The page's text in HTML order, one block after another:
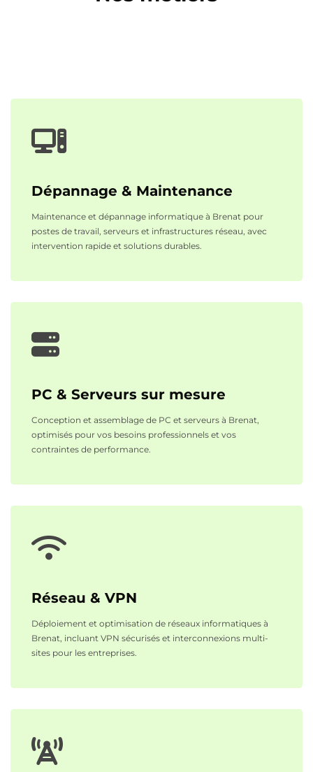
Dépannage & Maintenance
Maintenance et dépannage informatique à Brenat pour
postes de travail, serveurs et infrastructures réseau, avec
intervention rapide et solutions durables.
PC & Serveurs sur mesure
Conception et assemblage de PC et serveurs à Brenat,
optimisés pour vos besoins professionnels et vos
contraintes de performance.
Réseau & VPN
Déploiement et optimisation de réseaux informatiques à
Brenat, incluant VPN sécurisés et interconnexions multi-
sites pour les entreprises.